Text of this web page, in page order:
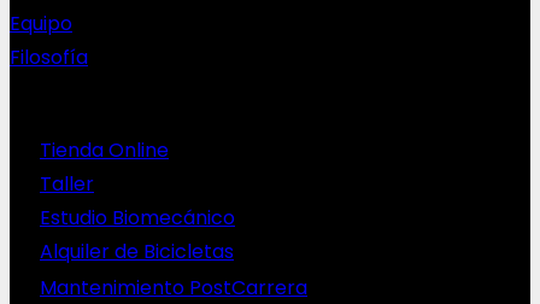
Equipo
Filosofía
Tienda Online
Taller
Estudio Biomecánico
Alquiler de Bicicletas
Mantenimiento PostCarrera